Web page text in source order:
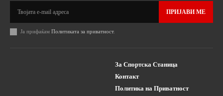
ПРИЈАВИ МЕ
Ја прифаќам Политиката за приватност.
За Спортска Станица
Контакт
Политика на Приватност